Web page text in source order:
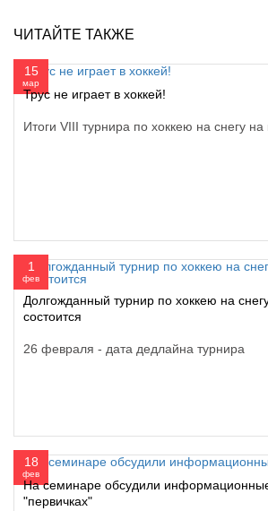
ЧИТАЙТЕ ТАКЖЕ
15
мар
Трус не играет в хоккей!
Итоги VIII турнира по хоккею на снегу
1
фев
Долгожданный турнир по хоккею на
состоится
26 февраля - дата дедлайна турнира
18
фев
На семинаре обсудили
"первичках"